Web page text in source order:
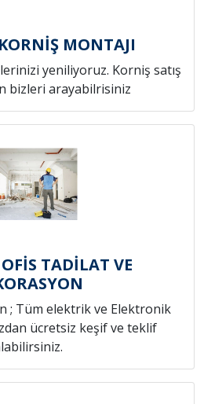
MONTAJI
yeniliyoruz. Korniş satış
bizleri arayabilrisiniz
TADİLAT VE
; Tüm elektrik ve Elektronik
ücretsiz keşif ve teklif